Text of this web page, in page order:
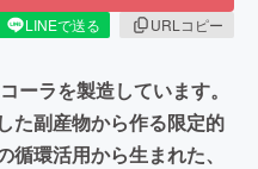
LINEで送る
URLコピー
ーラを製造しています。
た副産物から作る限定的
環活用から生まれた、